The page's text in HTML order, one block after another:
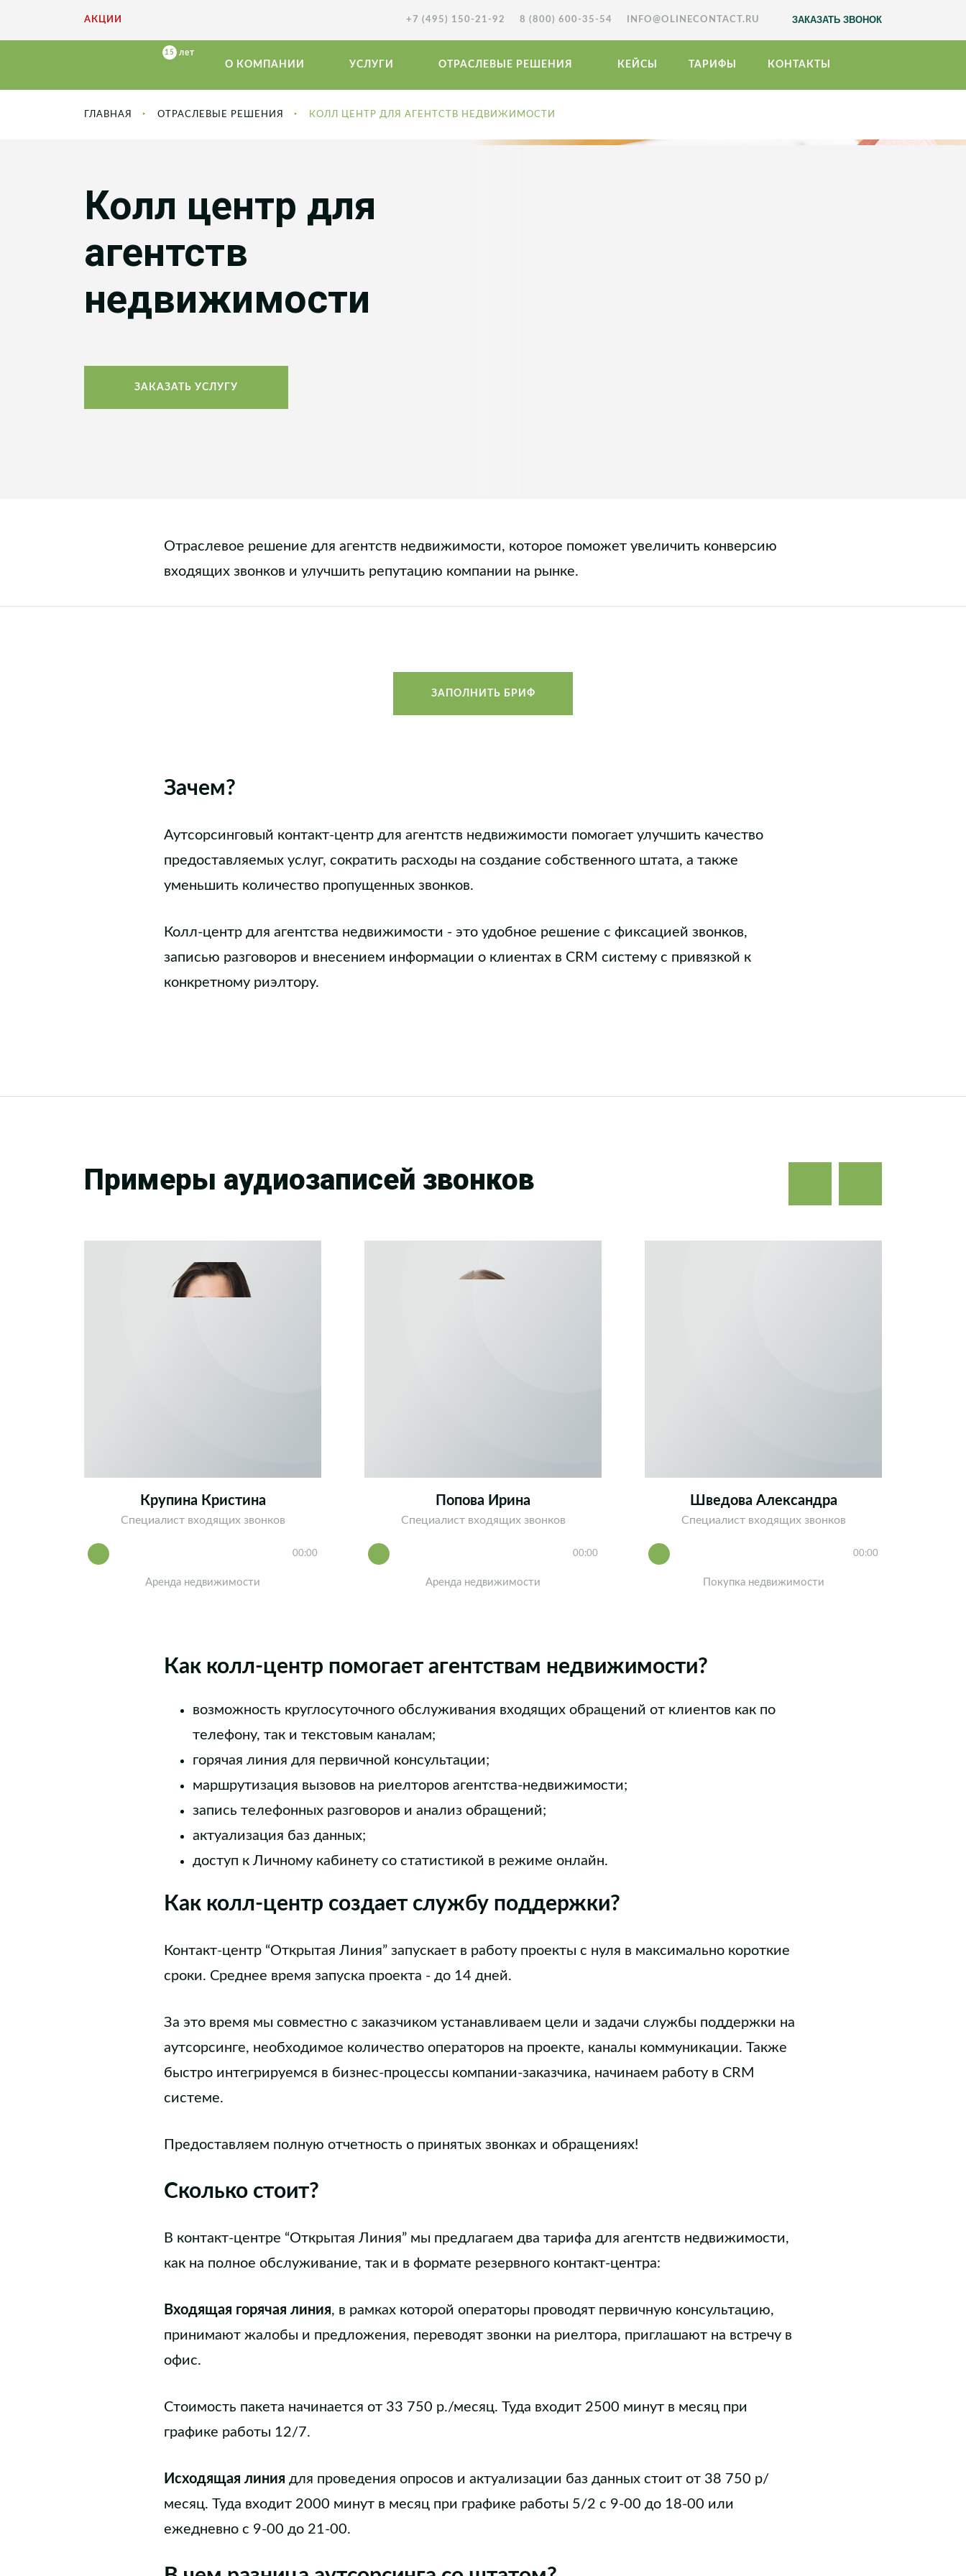
АКЦИИ +7 (495) 150-21-92 8 (800) 600-35-54 INFO@OLINECONTACT.RU ЗАКАЗАТЬ ЗВОНОК
О КОМПАНИИ УСЛУГИ ОТРАСЛЕВЫЕ РЕШЕНИЯ КЕЙСЫ ТАРИФЫ КОНТАКТЫ
ГЛАВНАЯ ОТРАСЛЕВЫЕ РЕШЕНИЯ КОЛЛ ЦЕНТР ДЛЯ АГЕНТСТВ НЕДВИЖИМОСТИ
Колл центр для
агентств
недвижимости
ЗАКАЗАТЬ УСЛУГУ
Отраслевое решение для агентств недвижимости, которое поможет увеличить конверсию
входящих звонков и улучшить репутацию компании на рынке.
ЗАПОЛНИТЬ БРИФ
Зачем?
Аутсорсинговый контакт-центр для агентств недвижимости помогает улучшить качество
предоставляемых услуг, сократить расходы на создание собственного штата, а также
уменьшить количество пропущенных звонков.
Колл-центр для агентства недвижимости - это удобное решение с фиксацией звонков,
записью разговоров и внесением информации о клиентах в CRM систему с привязкой к
конкретному риэлтору.
Примеры аудиозаписей звонков
Крупина Кристина
Специалист входящих звонков
00:00
Аренда недвижимости
Попова Ирина
Специалист входящих звонков
00:00
Аренда недвижимости
Шведова Александра
Специалист входящих звонков
00:00
Покупка недвижимости
Как колл-центр помогает агентствам недвижимости?
возможность круглосуточного обслуживания входящих обращений от клиентов как по
телефону, так и текстовым каналам;
горячая линия для первичной консультации;
маршрутизация вызовов на риелторов агентства-недвижимости;
запись телефонных разговоров и анализ обращений;
актуализация баз данных;
доступ к Личному кабинету со статистикой в режиме онлайн.
Как колл-центр создает службу поддержки?
Контакт-центр “Открытая Линия” запускает в работу проекты с нуля в максимально короткие
сроки. Среднее время запуска проекта - до 14 дней.
За это время мы совместно с заказчиком устанавливаем цели и задачи службы поддержки на
аутсорсинге, необходимое количество операторов на проекте, каналы коммуникации. Также
быстро интегрируемся в бизнес-процессы компании-заказчика, начинаем работу в CRM
системе.
Предоставляем полную отчетность о принятых звонках и обращениях!
Сколько стоит?
В контакт-центре “Открытая Линия” мы предлагаем два тарифа для агентств недвижимости,
как на полное обслуживание, так и в формате резервного контакт-центра:
Входящая горячая линия, в рамках которой операторы проводят первичную консультацию,
принимают жалобы и предложения, переводят звонки на риелтора, приглашают на встречу в
офис.
Стоимость пакета начинается от 33 750 р./месяц. Туда входит 2500 минут в месяц при
графике работы 12/7.
Исходящая линия для проведения опросов и актуализации баз данных стоит от 38 750 р/
месяц. Туда входит 2000 минут в месяц при графике работы 5/2 с 9-00 до 18-00 или
ежедневно с 9-00 до 21-00.